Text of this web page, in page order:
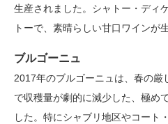
生産されました。シャトー・ディ
トーで、素晴らしい甘口ワインが
ブルゴーニュ
2017年のブルゴーニュは、春の厳
で収穫量が劇的に減少した、極め
した。特にシャブリ地区やコート